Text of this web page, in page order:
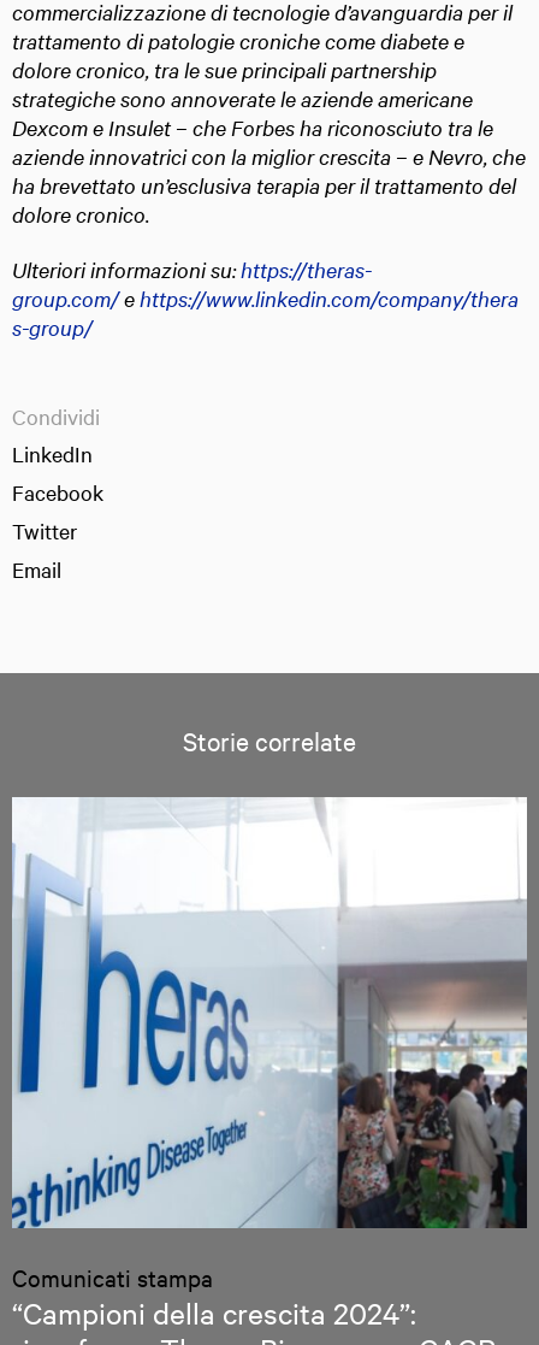
Condividi
LinkedIn
Facebook
Twitter
Email
commercializzazione di tecnologie d’avanguardia per il
trattamento di patologie croniche come diabete e
dolore cronico, tra le sue principali partnership
strategiche sono annoverate le aziende americane
Dexcom e Insulet – che Forbes ha riconosciuto tra le
aziende innovatrici con la miglior crescita – e Nevro, che
ha brevettato un’esclusiva terapia per il trattamento del
dolore cronico.
Ulteriori informazioni su:https://theras-
group.com/e https://www.linkedin.com/company/thera
s-group/
Storie correlate
Comunicati stampa
“Campioni della crescita 2024”: